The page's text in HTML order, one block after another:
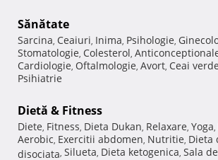
Sănătate
Sarcina, Ceaiuri, Inima, Psihologie,
Stomatologie, Colesterol,
Cardiologie, Oftalmologie, Avort, Ceai verde
Psihiatrie
Dietă & Fitness
Diete, Fitness, Dieta Dukan, Relaxare, Yoga,
Aerobic, Exercitii abdomen, Nutritie, Dieta
disociata, Silueta, Dieta ketogenica, Sala